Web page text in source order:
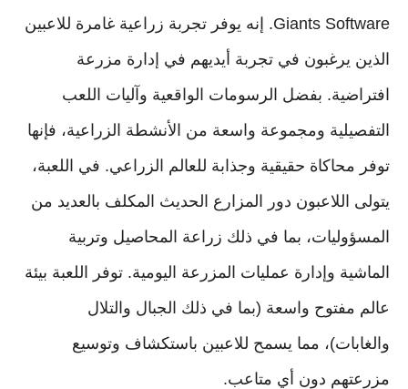
Giants Software. إنه يوفر تجربة زراعية غامرة للاعبين
الذين يرغبون في تجربة أيديهم في إدارة مزرعة
افتراضية. بفضل الرسومات الواقعية وآليات اللعب
التفصيلية ومجموعة واسعة من الأنشطة الزراعية، فإنها
توفر محاكاة حقيقية وجذابة للعالم الزراعي. في اللعبة،
يتولى اللاعبون دور المزارع الحديث المكلف بالعديد من
المسؤوليات، بما في ذلك زراعة المحاصيل وتربية
الماشية وإدارة عمليات المزرعة اليومية. توفر اللعبة بيئة
عالم مفتوح واسعة (بما في ذلك الجبال والتلال
والغابات)، مما يسمح للاعبين باستكشاف وتوسيع
مزرعتهم دون أي متاعب.